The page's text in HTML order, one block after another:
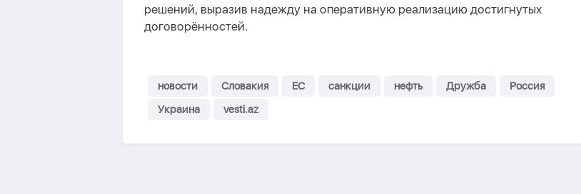
решений, выразив надежду на оперативную реализацию достигнутых
договорённостей.
новости Словакия ЕС санкции нефть Дружба
Россия
Украина
vesti.az